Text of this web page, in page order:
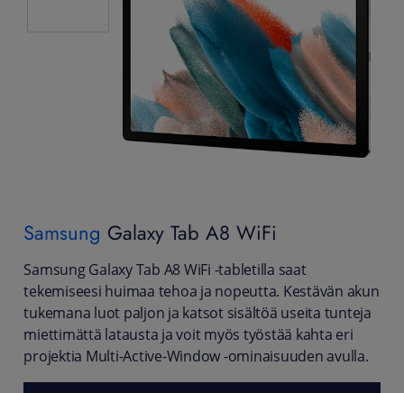
Samsung Galaxy Tab A8 WiFi
Samsung Galaxy Tab A8 WiFi -tabletilla saat
tekemiseesi huimaa tehoa ja nopeutta. Kestävän akun
tukemana luot paljon ja katsot sisältöä useita tunteja
miettimättä latausta ja voit myös työstää kahta eri
projektia Multi-Active-Window -ominaisuuden avulla.